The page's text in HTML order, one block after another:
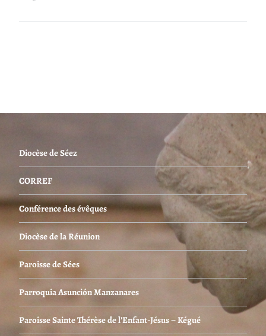
Diocèse de Séez
CORREF
Conférence des évêques
Diocèse de la Réunion
Paroisse de Sées
Parroquia Asunción Manzanares
Paroisse Sainte Thérèse de l’Enfant-Jésus – Kégué